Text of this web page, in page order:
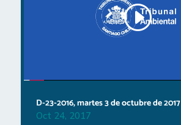
D-23-2016, martes 3 de octubre de 2017
Oct 24, 2017